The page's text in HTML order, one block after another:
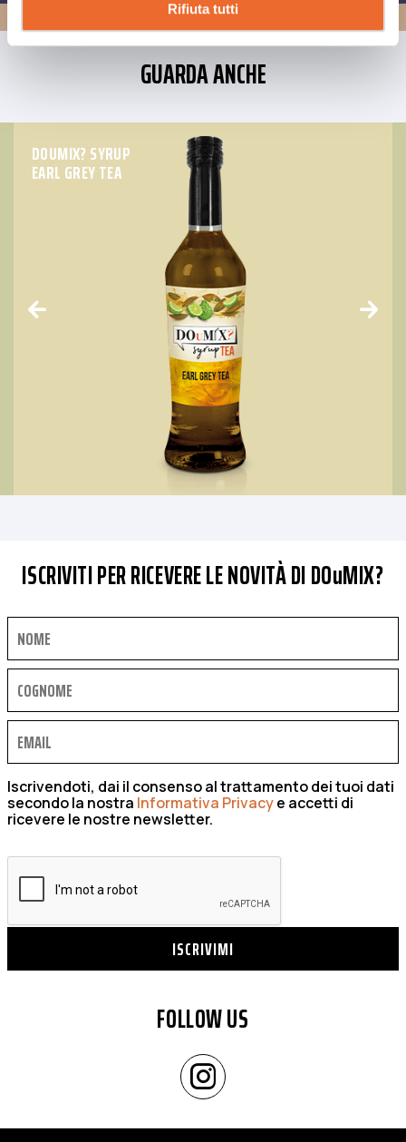
Rifiuta tutti
GUARDA ANCHE
DOUMIX? SYRUP
EARL GREY TEA
ISCRIVITI PER RICEVERE LE NOVITÀ DI DOuMIX?
Iscrivendoti, dai il consenso al trattamento dei tuoi dati
secondo la nostra Informativa Privacye accetti di
ricevere le nostre newsletter.
ISCRIVIMI
FOLLOW US